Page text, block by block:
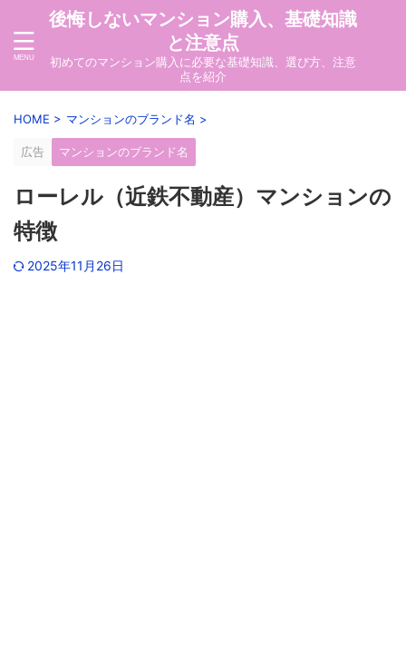
後悔しないマンション購入、基礎知識
と注意点
初めてのマンション購入に必要な基礎知識、選び方、注意
点を紹介
HOME > マンションのブランド名 >
広告 マンションのブランド名
ローレル（近鉄不動産）マンションの
特徴
2025年11月26日